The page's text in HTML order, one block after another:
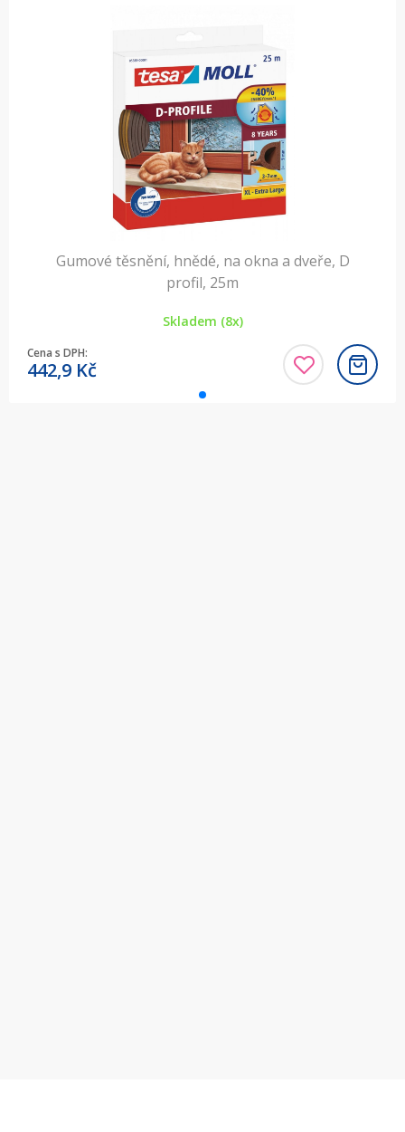
Gumové těsnění, hnědé, na okna a dveře, D
profil, 25m
Skladem (8x)
Cena s DPH:
442,9 Kč